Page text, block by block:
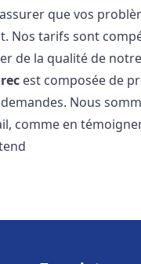
que vos
Nos tarifs sont
de la qualité de
est composée de
Nous
comme en